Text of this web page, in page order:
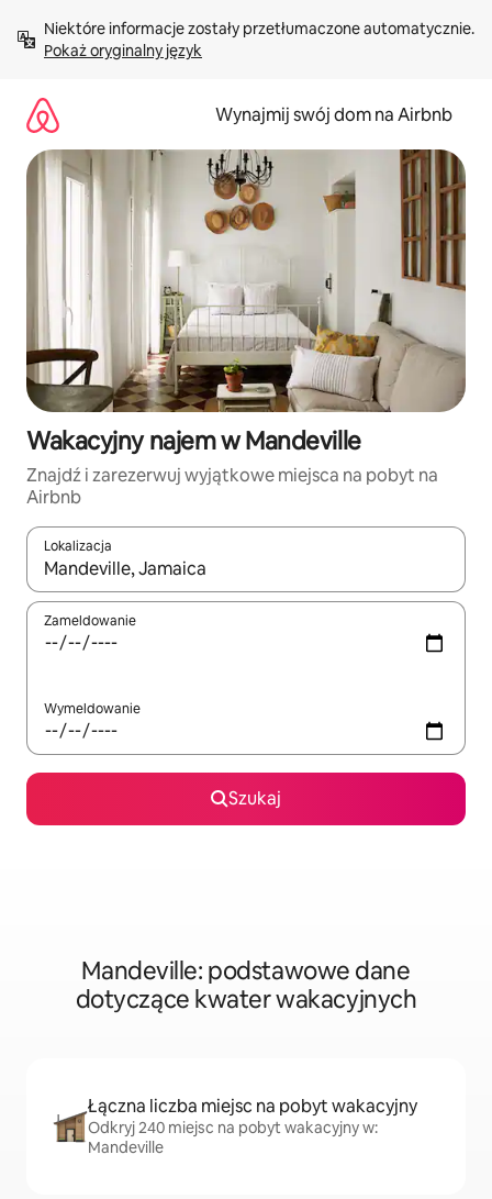
treści Pokaż oryginalny język
Wynajmij swój dom na Airbnb
Wakacyjny najem w Mandeville
Znajdź i zarezerwuj wyjątkowe miejsca na pobyt na
Airbnb
Lokalizacja
Gdy wyniki będą dostępne, możesz poruszać się po nich za
Zameldowanie
Wymeldowanie
Szukaj
Mandeville: podstawowe dane
dotyczące kwater wakacyjnych
Łączna liczba miejsc na pobyt wakacyjny
Odkryj 240 miejsc na pobyt wakacyjny w:
Mandeville